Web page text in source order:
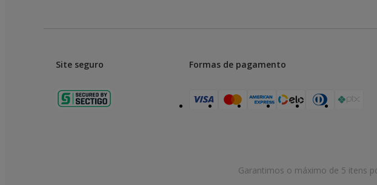
Site seguro Formas de pagamento
Garantimos o máximo de 5 itens